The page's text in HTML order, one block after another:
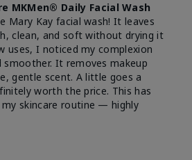
MKMen® Daily Facial Wash
Mary Kay facial wash! It leaves
clean, and soft without drying it
uses, I noticed my complexion
smoother. It removes makeup
gentle scent. A little goes a
worth the price. This has
skincare routine — highly